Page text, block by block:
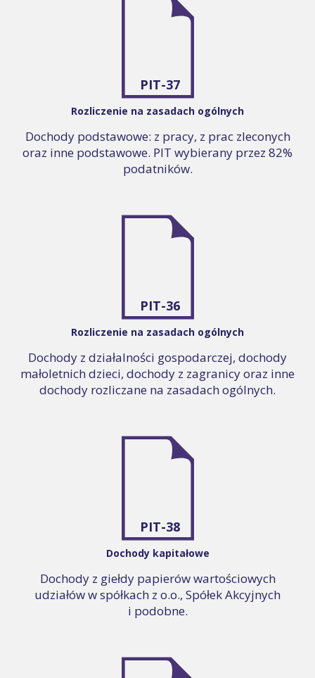
PIT-37
Rozliczenie na zasadach ogólnych
Dochody podstawowe: z pracy, z prac zleconych
oraz inne podstawowe. PIT wybierany przez 82%
podatników.
PIT-36
Rozliczenie na zasadach ogólnych
Dochody z działalności gospodarczej, dochody
małoletnich dzieci, dochody z zagranicy oraz inne
dochody rozliczane na zasadach ogólnych.
PIT-38
Dochody kapitałowe
Dochody z giełdy papierów wartościowych
udziałów w spółkach z o.o., Spółek Akcyjnych
i podobne.